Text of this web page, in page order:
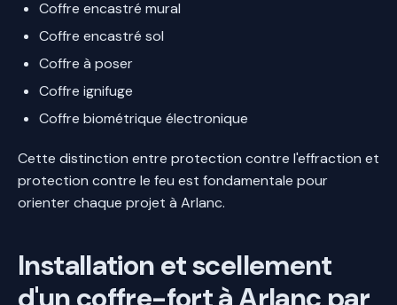
Coffre encastré mural
Coffre encastré sol
Coffre à poser
Coffre ignifuge
Coffre biométrique électronique
Cette distinction entre protection contre l'effraction et
protection contre le feu est fondamentale pour
orienter chaque projet à Arlanc.
Installation et scellement